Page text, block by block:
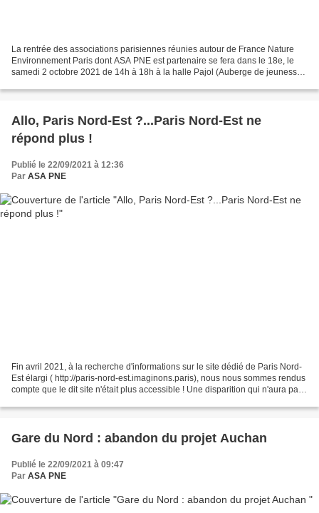
La rentrée des associations parisiennes réunies autour de France Nature
Environnement Paris dont ASA PNE est partenaire se fera dans le 18e, le
samedi 2 octobre 2021 de 14h à 18h à la halle Pajol (Auberge de jeunesse
Allo, Paris Nord-Est ?...Paris Nord-Est ne
répond plus !
Publié le 22/09/2021 à 12:36
Par ASA PNE
Fin avril 2021, à la recherche d'informations sur le site dédié de Paris Nord-
Est élargi ( http://paris-nord-est.imaginons.paris), nous nous sommes rendus
compte que le dit site n'était plus accessible ! Une disparition qui n'aura pas
Gare du Nord : abandon du projet Auchan
Publié le 22/09/2021 à 09:47
Par ASA PNE